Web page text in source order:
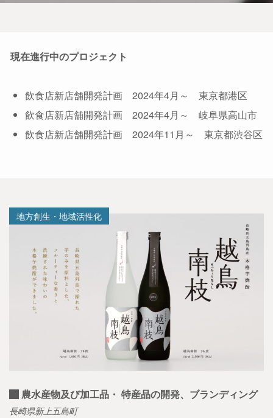
現在進行中のプロジェクト
飲食店新店舗開発計画 2024年4月～ 東京都港区
飲食店新店舗開発計画 2024年4月～ 岐阜県高山市
飲食店新店舗開発計画 2024年11月～ 東京都渋谷区
地方創生・地域活性化
農水産物及び加工品・ 特産品の開発、ブランディング
長崎県新上五島町